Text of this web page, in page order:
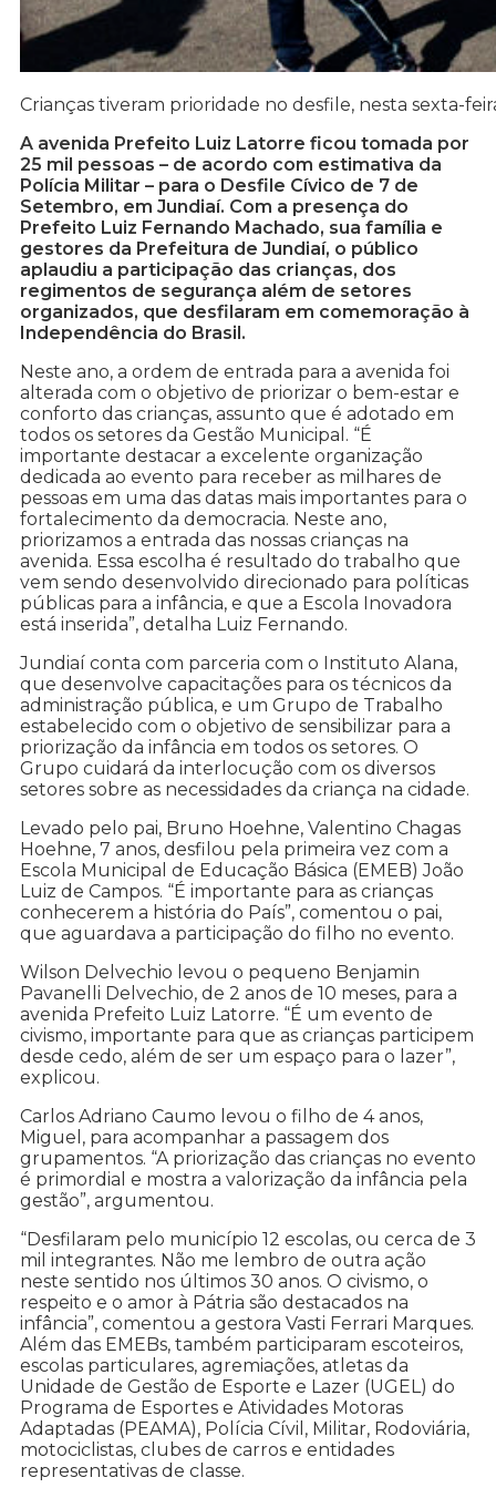
Crianças tiveram prioridade no desfile, nesta sexta-
A avenida Prefeito Luiz Latorre ficou tomada por
25 mil pessoas – de acordo com estimativa da
Polícia Militar – para o Desfile Cívico de 7 de
Setembro, em Jundiaí. Com a presença do
Prefeito Luiz Fernando Machado, sua família e
gestores da Prefeitura de Jundiaí, o público
aplaudiu a participação das crianças, dos
regimentos de segurança além de setores
organizados, que desfilaram em comemoração à
Independência do Brasil.
Neste ano, a ordem de entrada para a avenida foi
alterada com o objetivo de priorizar o bem-estar e
conforto das crianças, assunto que é adotado em
todos os setores da Gestão Municipal. “É
importante destacar a excelente organização
dedicada ao evento para receber as milhares de
pessoas em uma das datas mais importantes para o
fortalecimento da democracia. Neste ano,
priorizamos a entrada das nossas crianças na
avenida. Essa escolha é resultado do trabalho que
vem sendo desenvolvido direcionado para políticas
públicas para a infância, e que a Escola Inovadora
está inserida”, detalha Luiz Fernando.
Jundiaí conta com parceria com o Instituto Alana,
que desenvolve capacitações para os técnicos da
administração pública, e um Grupo de Trabalho
estabelecido com o objetivo de sensibilizar para a
priorização da infância em todos os setores. O
Grupo cuidará da interlocução com os diversos
setores sobre as necessidades da criança na cidade.
Levado pelo pai, Bruno Hoehne, Valentino Chagas
Hoehne, 7 anos, desfilou pela primeira vez com a
Escola Municipal de Educação Básica (EMEB) João
Luiz de Campos. “É importante para as crianças
conhecerem a história do País”, comentou o pai,
que aguardava a participação do filho no evento.
Wilson Delvechio levou o pequeno Benjamin
Pavanelli Delvechio, de 2 anos de 10 meses, para a
avenida Prefeito Luiz Latorre. “É um evento de
civismo, importante para que as crianças participem
desde cedo, além de ser um espaço para o lazer”,
explicou.
Carlos Adriano Caumo levou o filho de 4 anos,
Miguel, para acompanhar a passagem dos
grupamentos. “A priorização das crianças no evento
é primordial e mostra a valorização da infância pela
gestão”, argumentou.
“Desfilaram pelo município 12 escolas, ou cerca de 3
mil integrantes. Não me lembro de outra ação
neste sentido nos últimos 30 anos. O civismo, o
respeito e o amor à Pátria são destacados na
infância”, comentou a gestora Vasti Ferrari Marques.
Além das EMEBs, também participaram escoteiros,
escolas particulares, agremiações, atletas da
Unidade de Gestão de Esporte e Lazer (UGEL) do
Programa de Esportes e Atividades Motoras
Adaptadas (PEAMA), Polícia Cívil, Militar, Rodoviária,
motociclistas, clubes de carros e entidades
representativas de classe.